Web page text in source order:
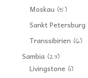
Moskau(5)
Sankt Petersburg
Transsibirien (6)
Sambia(23)
Livingstone (1)